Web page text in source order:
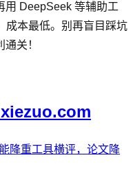
用 DeepSeek 等辅助工
成本最低。别再盲目踩坑
关！
降重工具横评，论文降